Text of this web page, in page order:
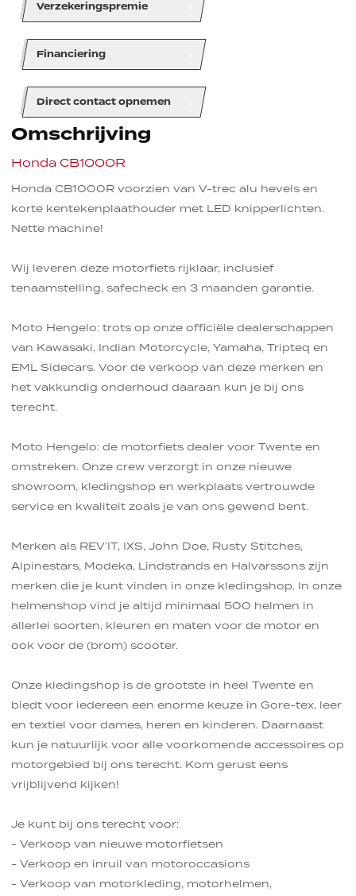
Verzekeringspremie
line
line
lineFinanciering
line
line
lineDirect contact opnemen
Omschrijving
Honda CB1000R
Honda CB1000R voorzien van V-trec alu hevels en
korte kentekenplaathouder met LED knipperlichten.
Nette machine!
Wij leveren deze motorfiets rijklaar, inclusief
tenaamstelling, safecheck en 3 maanden garantie.
Moto Hengelo: trots op onze officiële dealerschappen
van Kawasaki, Indian Motorcycle, Yamaha, Tripteq en
EML Sidecars. Voor de verkoop van deze merken en
het vakkundig onderhoud daaraan kun je bij ons
terecht.
Moto Hengelo: de motorfiets dealer voor Twente en
omstreken. Onze crew verzorgt in onze nieuwe
showroom, kledingshop en werkplaats vertrouwde
service en kwaliteit zoals je van ons gewend bent.
Merken als REV’IT, IXS, John Doe, Rusty Stitches,
Alpinestars, Modeka, Lindstrands en Halvarssons zijn
merken die je kunt vinden in onze kledingshop. In onze
helmenshop vind je altijd minimaal 500 helmen in
allerlei soorten, kleuren en maten voor de motor en
ook voor de (brom) scooter.
Onze kledingshop is de grootste in heel Twente en
biedt voor iedereen een enorme keuze in Gore-tex, leer
en textiel voor dames, heren en kinderen. Daarnaast
kun je natuurlijk voor alle voorkomende accessoires op
motorgebied bij ons terecht. Kom gerust eens
vrijblijvend kijken!
Je kunt bij ons terecht voor:
- Verkoop van nieuwe motorfietsen
- Verkoop en inruil van motoroccasions
- Verkoop van motorkleding, motorhelmen,